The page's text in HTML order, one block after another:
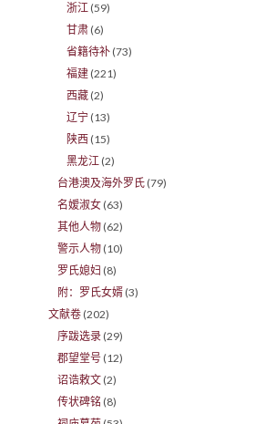
浙江 (59)
甘肃 (6)
省籍待补 (73)
福建 (221)
西藏 (2)
辽宁 (13)
陕西 (15)
黑龙江 (2)
台港澳及海外罗氏 (79)
名嫒淑女 (63)
其他人物 (62)
警示人物 (10)
罗氏媳妇 (8)
附：罗氏女婿 (3)
文献卷 (202)
序跋选录 (29)
郡望堂号 (12)
诏诰敕文 (2)
传状碑铭 (8)